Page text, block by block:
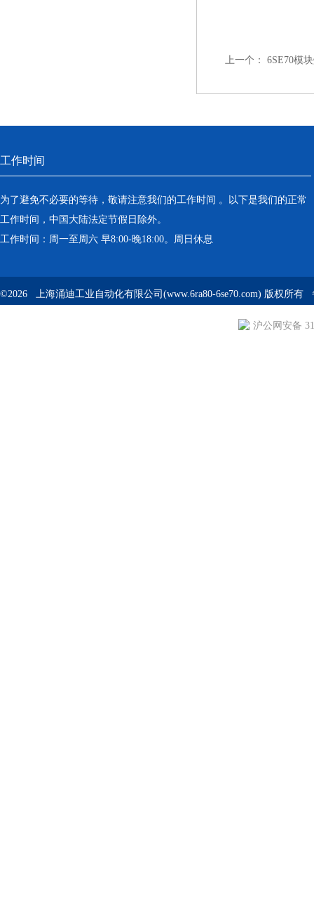
上一个： 6SE70模
工作时间
为了避免不必要的等待，敬请注意我们的工作时间 。以下是我们的正常
工作时间，中国大陆法定节假日除外。
工作时间：周一至周六 早8:00-晚18:00。周日休息
©2026 上海涌迪工业自动化有限公司(www.6ra80-6se70.com) 版权所有
沪公网安备